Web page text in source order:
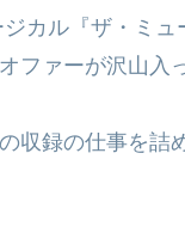
カル『ザ・ミ
ファーが沢山入
収録の仕事を詰